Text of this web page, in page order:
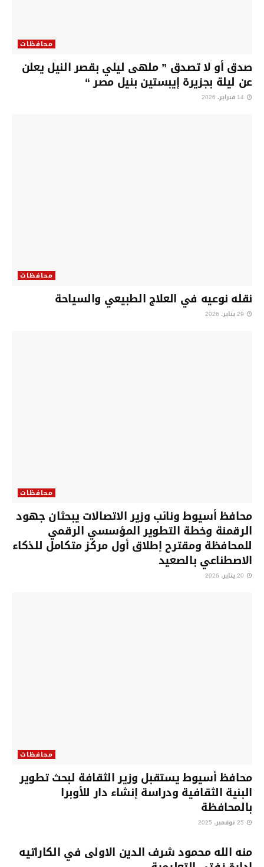
محافظات
صدق أو لا تصدق ” ملهى ليلي بقصر النيل يعلن
عن ليلة بجزيرة إيبستين بنيل مصر “
محافظات
نقله نوعيه في العلاج الطبيعي والسياحة
محافظات
محافظ أسيوط ونائب وزير الاتصالات يبحثان جهود
الرقمنة وخطة التطوير المؤسسي الرقمي
للمحافظة ومقترح إطلاق أول مركز متكامل للذكاء
الاصطناعي بالصعيد
محافظات
محافظ أسيوط يستقبل وزير الثقافة لبحث تطوير
البنية الثقافية ودراسة إنشاء دار للأوبرا
بالمحافظة
منه الله محمود شرف الدين الاولى في الكاراتيه